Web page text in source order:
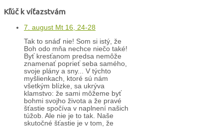
Kľúč k víťazstvám
7. august Mt 16, 24-28
Tak to snáď nie! Som si istý, že
Boh odo mňa nechce niečo také!
Byť kresťanom predsa nemôže
znamenať poprieť seba samého,
svoje plány a sny... V týchto
myšlienkach, ktoré sú nám
všetkým blízke, sa ukrýva
klamstvo: že sami môžeme byť
bohmi svojho života a že pravé
šťastie spočíva v naplnení našich
túžob. Ale nie je to tak. Naše
skutočné šťastie je v tom, že